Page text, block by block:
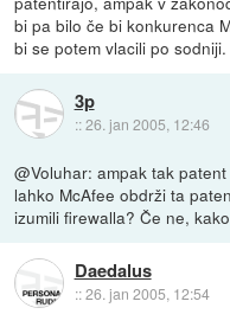
bi pa bilo če bi konkurenca
bi se potem vlacili po sodniji.
3p
::26. jan 2005, 12:46
@Voluhar: ampak tak
lahko McAfee obdrži ta
izumili firewalla? Če ne,
Daedalus
::26. jan 2005, 12:54